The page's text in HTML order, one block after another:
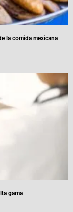
la comida mexicana
gama